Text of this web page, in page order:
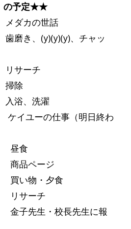
の予定★★
ダカの世話
磨き、(y)(y)(y)、チャッ
サーチ
除
浴、洗濯
イユーの仕事（明日終わ
昼食
商品ページ
買い物・夕食
リサーチ
子先生・校長先生に報